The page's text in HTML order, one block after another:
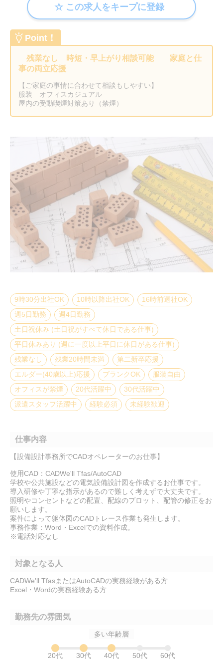
Point！
残業なし 時短・早上がり相談可能 家庭と仕
事の両立応援
【ご家庭の事情に合わせて相談もしやすい】
服装 オフィスカジュアル
屋内の受動喫煙対策あり（禁煙）
9時30分出社OK 10時以降出社OK
16時前退社OK
週5日勤務
週4日勤務
土日祝休み (土日祝がすべて休日である仕事)
平日休みあり (週に一度以上平日に休日がある仕事)
残業なし
残業20時間未満
第二新卒応援
エルダー(40歳以上)応援
ブランクOK
服装自由
オフィスが禁煙
20代活躍中
30代活躍中
派遣スタッフ活躍中
経験必須 未経験歓迎
仕事内容
【設備設計事務所でCADオペレーターのお仕事】
使用CAD：CADWe'll Tfas/AutoCAD
学校や公共施設などの電気設備設計図を作成するお仕事です。
導入研修や丁寧な指示があるので難しく考えずで大丈夫です。
照明やコンセントなどの配置、配線のプロット、配管の修正をお
願いします。
案件によって躯体図のCADトレース作業も発生します。
事務作業：Word・Excelでの資料作成。
※電話対応なし
対象となる人
CADWe'll TfasまたはAutoCADの実務経験がある方
Excel・Wordの実務経験ある方
勤務先の雰囲気
多い年齢層
20代 30代 40代 50代 60代